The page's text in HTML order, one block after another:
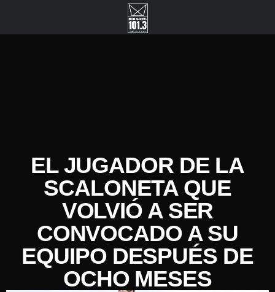
EL JUGADOR DE LA
SCALONETA QUE
VOLVIÓ A SER
CONVOCADO A SU
EQUIPO DESPUÉS DE
OCHO MESES